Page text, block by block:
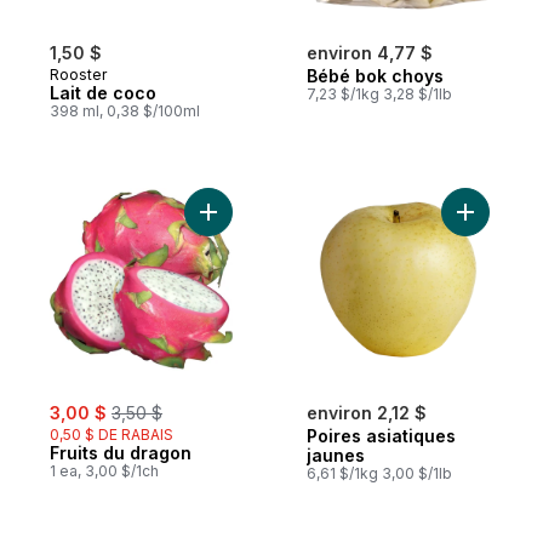
1,50 $
Rooster
Lait de coco
398 ml, 0,38 $/100ml
environ 4,77 $
Bébé bok choys
7,23 $/1kg 3,28 $/1lb
sale:
3,00 $ , formerly:
3,50 $
0,50 $ DE RABAIS
Fruits du dragon
1 ea, 3,00 $/1ch
Ajouter Fruits du dragon au panier
environ 2,12 $
Poires asiatiques
jaunes
6,61 $/1kg 3,00 $/1lb
Ajouter